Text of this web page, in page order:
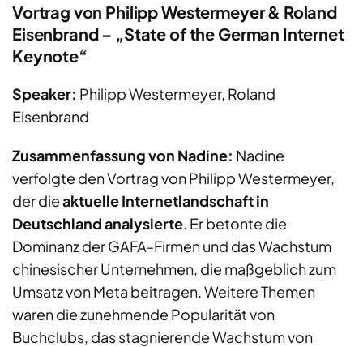
Vortrag von Philipp Westermeyer & Roland
Eisenbrand – „State of the German Internet
Keynote“
Speaker: Philipp Westermeyer, Roland
Eisenbrand
Zusammenfassung von Nadine: Nadine
verfolgte den Vortrag von Philipp Westermeyer,
der dieaktuelle Internetlandschaft in
Deutschland analysierte. Er betonte die
Dominanz der GAFA-Firmen und das Wachstum
chinesischer Unternehmen, die maßgeblich zum
Umsatz von Meta beitragen. Weitere Themen
waren die zunehmende Popularität von
Buchclubs, das stagnierende Wachstum von